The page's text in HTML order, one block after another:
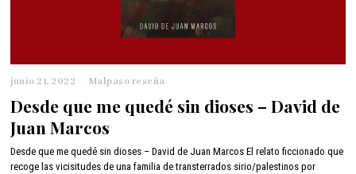
junio 21, 2022
n
i
o
2
2
Malpaso reseña
Desde que me quedé sin dioses – David de
Juan Marcos
Desde que me quedé sin dioses – David de Juan Marcos El relato ficcionado que
recoge las vicisitudes de una familia de transterrados sirio/palestinos por